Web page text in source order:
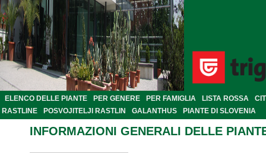
ELENCO DELLE PIANTE PER GENERE PER FAMIGLIA LISTA ROSSA
RASTLINE
POSVOJITELJI RASTLIN GALANTHUS PIANTE DI SLOVENIA
INFORMAZIONI GENERALI DELLE